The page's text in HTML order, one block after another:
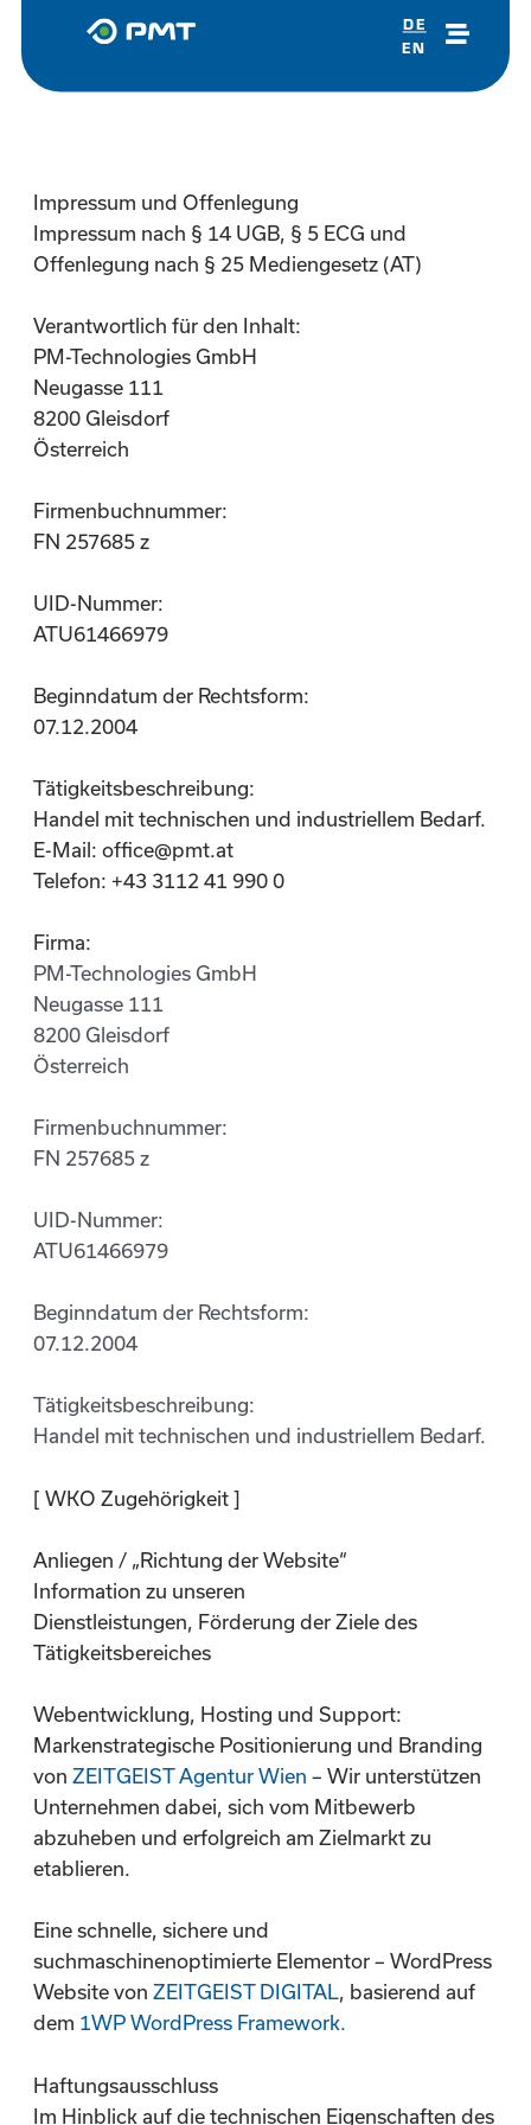
springen
Impressum und Offenlegung
Impressum nach § 14 UGB, § 5 ECG und
Offenlegung nach § 25 Mediengesetz (AT)
Verantwortlich für den Inhalt:
PM-Technologies GmbH
Neugasse 111
8200 Gleisdorf
Österreich
Firmenbuchnummer:
FN 257685 z
UID-Nummer:
ATU61466979
Beginndatum der Rechtsform:
07.12.2004
Tätigkeitsbeschreibung:
Handel mit technischen und industriellem Bedarf.
E-Mail: office@pmt.at
Telefon: +43 3112 41 990 0
Firma:
PM-Technologies GmbH
Neugasse 111
8200 Gleisdorf
Österreich
Firmenbuchnummer:
FN 257685 z
UID-Nummer:
ATU61466979
Beginndatum der Rechtsform:
07.12.2004
Tätigkeitsbeschreibung:
Handel mit technischen und industriellem Bedarf.
[ WKO Zugehörigkeit ]
Anliegen / „Richtung der Website“
Information zu unseren
Dienstleistungen, Förderung der Ziele des
Tätigkeitsbereiches
Webentwicklung, Hosting und Support:
Markenstrategische Positionierung und Branding
von ZEITGEIST Agentur Wien – Wir unterstützen
Unternehmen dabei, sich vom Mitbewerb
abzuheben und erfolgreich am Zielmarkt zu
etablieren.
Eine schnelle, sichere und
suchmaschinenoptimierte Elementor – WordPress
Website von ZEITGEIST DIGITAL, basierend auf
dem 1WP WordPress Framework.
Haftungsausschluss
Im Hinblick auf die technischen Eigenschaften des
DE
EN